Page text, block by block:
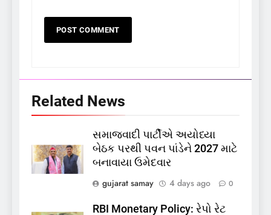
Related News
સમાજવાદી પાર્ટીએ અયોધ્યા
બેઠક પરથી પવન પાંડેને 2027 માટે
બનાવાયા ઉમેદવાર
gujarat samay
4 days ago 0
RBI Monetary Policy: રેપો રેટ
કોડીનારના છારા દરિયાકાંઠે પાંચ
કિશોરો ડૂબ્યા, 3નો બચાવ, 2
લાપતા
GUJARAT TOP NEWS